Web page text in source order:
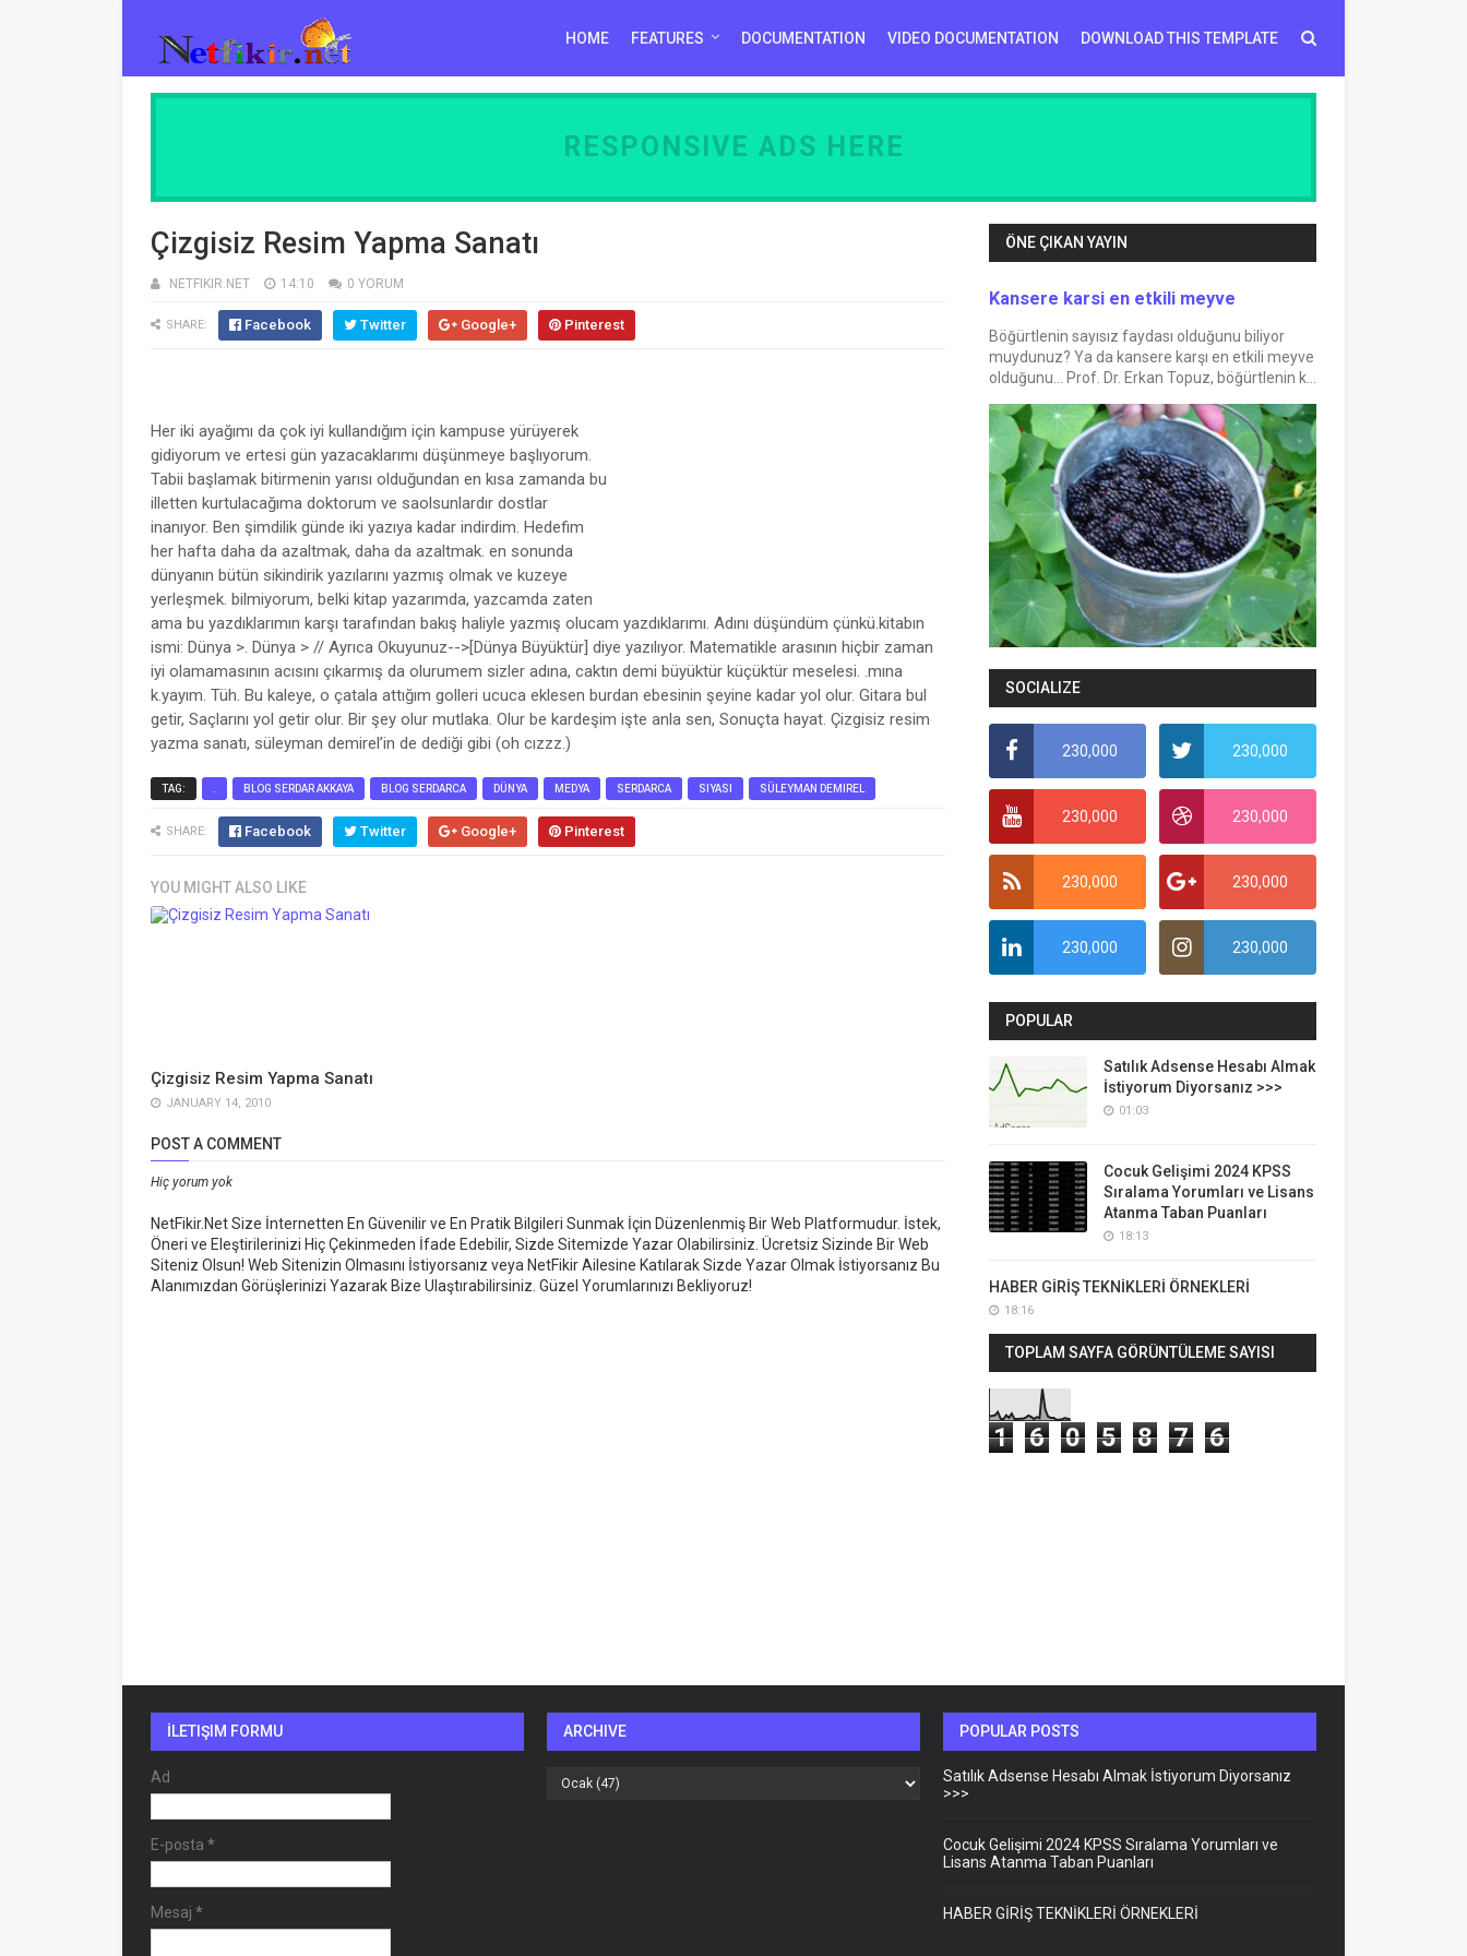
HOME FEATURES DOCUMENTATION VIDEO DOCUMENTATION DOWNLOAD THIS TEMPLATE
RESPONSIVE ADS HERE
Çizgisiz Resim Yapma Sanatı
NETFIKIR.NET 14:10 0 YORUM
SHARE: Facebook Twitter Google+ Pinterest
Her iki ayağımı da çok iyi kullandığım için kampuse yürüyerek
gidiyorum ve ertesi gün yazacaklarımı düşünmeye başlıyorum.
Tabii başlamak bitirmenin yarısı olduğundan en kısa zamanda bu
illetten kurtulacağıma doktorum ve saolsunlardır dostlar
inanıyor. Ben şimdilik günde iki yazıya kadar indirdim. Hedefim
her hafta daha da azaltmak, daha da azaltmak. en sonunda
dünyanın bütün sikindirik yazılarını yazmış olmak ve kuzeye
yerleşmek. bilmiyorum, belki kitap yazarımda, yazcamda zaten
ama bu yazdıklarımın karşı tarafından bakış haliyle yazmış olucam yazdıklarımı. Adını düşündüm çünkü.kitabın
ismi: Dünya >. Dünya > // Ayrıca Okuyunuz-->[Dünya Büyüktür] diye yazılıyor. Matematikle arasının hiçbir zaman
iyi olamamasının acısını çıkarmış da olurumem sizler adına, caktın demi büyüktür küçüktür meselesi. .mına
k.yayım. Tüh. Bu kaleye, o çatala attığım golleri ucuca eklesen burdan ebesinin şeyine kadar yol olur. Gitara bul
getir, Saçlarını yol getir olur. Bir şey olur mutlaka. Olur be kardeşim işte anla sen, Sonuçta hayat. Çizgisiz resim
yazma sanatı, süleyman demirel’in de dediği gibi (oh cızzz.)
TAG: BLOG SERDAR AKKAYA BLOG SERDARCA DÜNYA MEDYA SERDARCA SIYASI SÜLEYMAN DEMIREL
SHARE: Facebook Twitter Google+ Pinterest
YOU MIGHT ALSO LIKE
Çizgisiz Resim Yapma Sanatı
JANUARY 14, 2010
POST A COMMENT
Hiç yorum yok
NetFikir.Net Size İnternetten En Güvenilir ve En Pratik Bilgileri Sunmak İçin Düzenlenmiş Bir Web Platformudur. İstek,
Öneri ve Eleştirilerinizi Hiç Çekinmeden İfade Edebilir, Sizde Sitemizde Yazar Olabilirsiniz. Ücretsiz Sizinde Bir Web
Siteniz Olsun! Web Sitenizin Olmasını İstiyorsanız veya NetFikir Ailesine Katılarak Sizde Yazar Olmak İstiyorsanız Bu
Alanımızdan Görüşlerinizi Yazarak Bize Ulaştırabilirsiniz. Güzel Yorumlarınızı Bekliyoruz!
ÖNE ÇIKAN YAYIN
Kansere karsi en etkili meyve
Böğürtlenin sayısız faydası olduğunu biliyor
muydunuz? Ya da kansere karşı en etkili meyve
olduğunu... Prof. Dr. Erkan Topuz, böğürtlenin k...
SOCIALIZE
230,000 230,000
230,000 230,000
230,000 230,000
230,000 230,000
POPULAR
Satılık Adsense Hesabı Almak
İstiyorum Diyorsanız >>>
01:03
Cocuk Gelişimi 2024 KPSS
Sıralama Yorumları ve Lisans
Atanma Taban Puanları
18:13
HABER GİRİŞ TEKNİKLERİ ÖRNEKLERİ
18:16
TOPLAM SAYFA GÖRÜNTÜLEME SAYISI
1 6 0 5 8 7 6
İLETIŞIM FORMU
Ad
E-posta *
Mesaj *
ARCHIVE POPULAR POSTS
Satılık Adsense Hesabı Almak İstiyorum Diyorsanız
>>>
Cocuk Gelişimi 2024 KPSS Sıralama Yorumları ve
Lisans Atanma Taban Puanları
HABER GİRİŞ TEKNİKLERİ ÖRNEKLERİ